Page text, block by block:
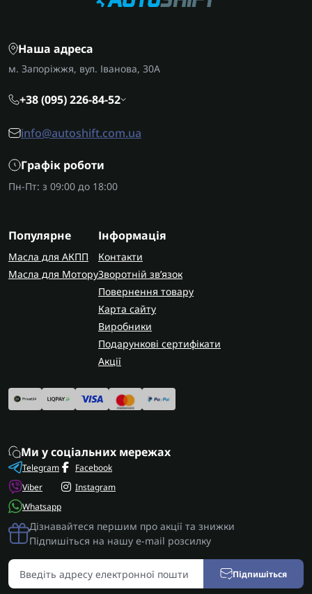
Наша адреса
м. Запоріжжя, вул. Іванова, 30А
+38 (095) 226-84-52
info@autoshift.com.ua
Графік роботи
Пн-Пт: з 09:00 до 18:00
Популярне
Масла для АКПП
Масла для Мотору
Інформація
Контакти
Зворотній зв’язок
Повернення товару
Карта сайту
Виробники
Подарункові сертифікати
Акції
Ми у соціальних мережах
Telegram
Viber
Whatsapp
Facebook
Instagram
Дізнавайтеся першим про акції та знижки
Підпишіться на нашу e-mail розсилку
Підпишіться